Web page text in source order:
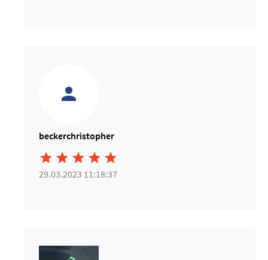
beckerchristopher
    
29.03.2023 11:18:37